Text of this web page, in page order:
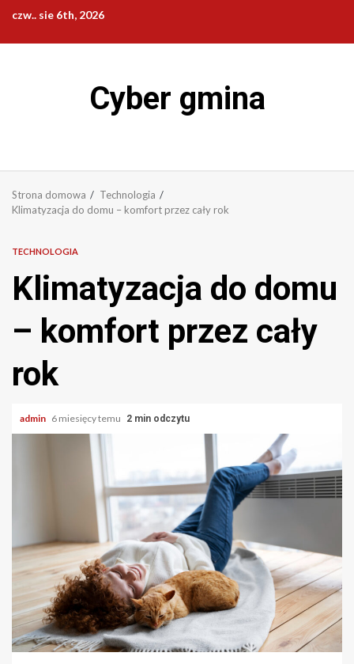
treści
czw.. sie 6th, 2026
Cyber gmina
Strona domowa
Technologia
Klimatyzacja do domu – komfort przez cały rok
TECHNOLOGIA
Klimatyzacja do domu
– komfort przez cały
rok
admin 6 miesięcy temu 2 min odczytu